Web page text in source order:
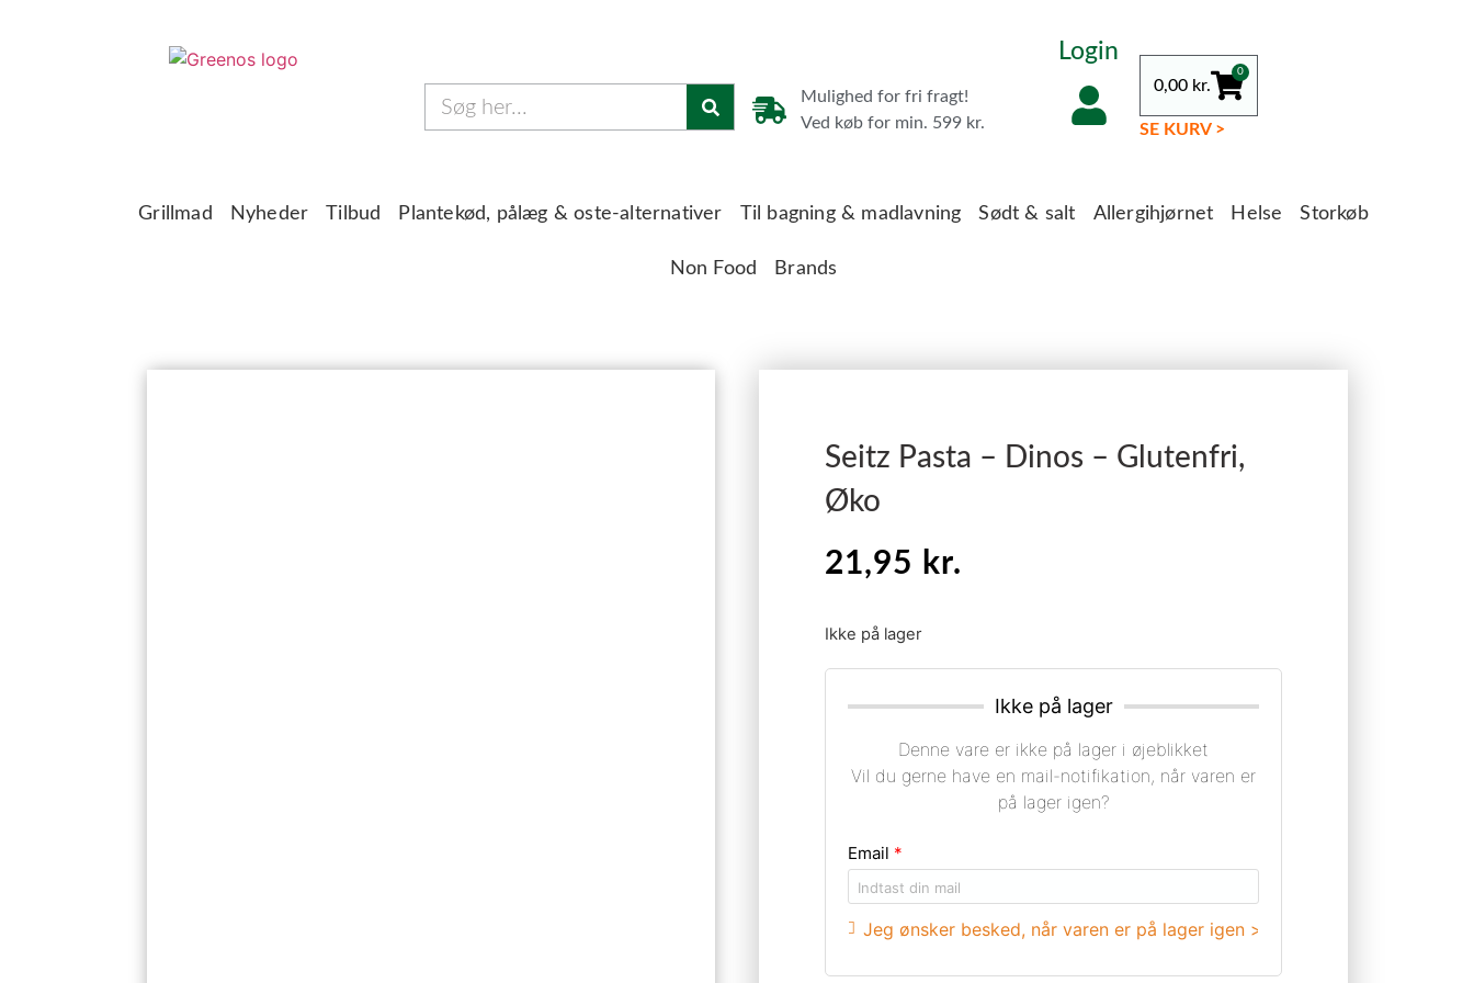
Mulighed for fri fragt!
Ved køb for min. 599 kr.
Login
0,00 kr.
0
SE KURV >
Grillmad Nyheder Tilbud Plantekød, pålæg & oste-alternativer Til bagning & madlavning Sødt & salt Allergihjørnet Helse Storkøb
Non Food Brands
Seitz Pasta – Dinos – Glutenfri,
Øko
21,95 kr.
Ikke på lager
Ikke på lager
Denne vare er ikke på lager i øjeblikket
Vil du gerne have en mail-notifikation, når varen er
på lager igen?
Email *
Jeg ønsker besked, når varen er på lager igen >